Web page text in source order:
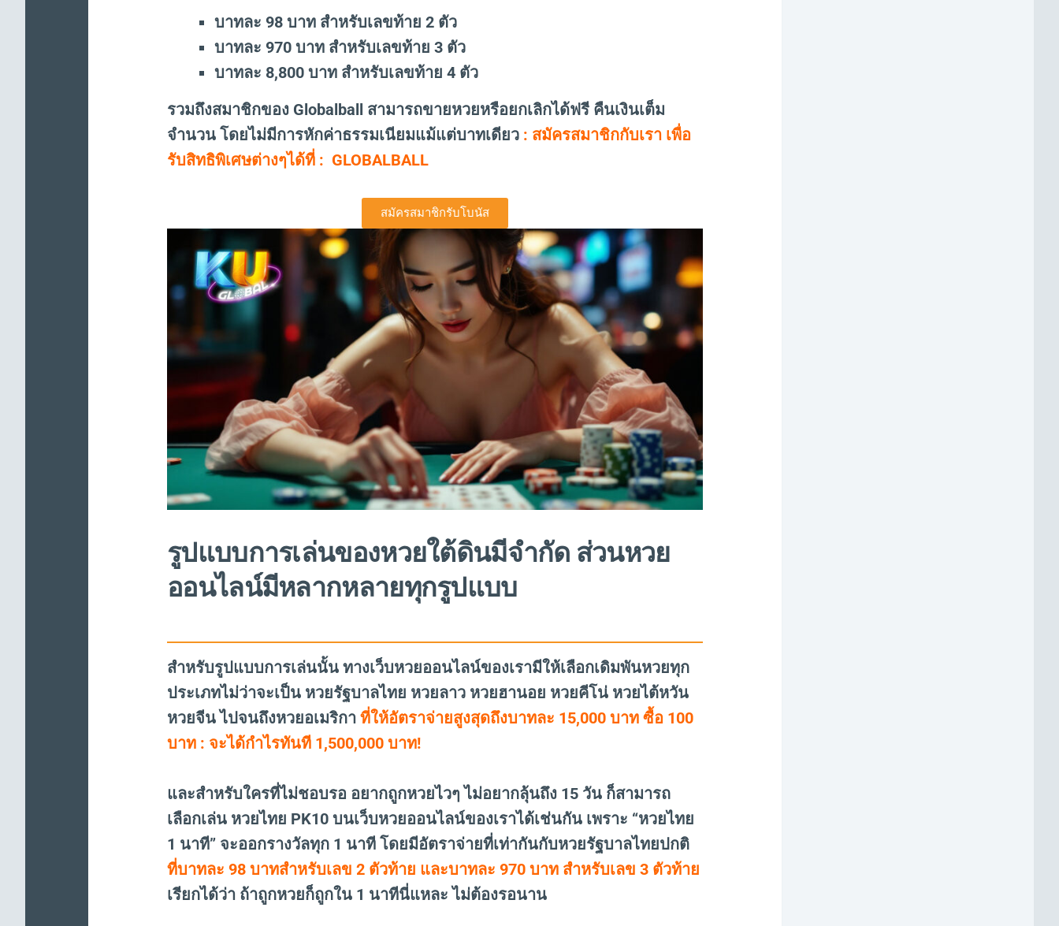
บาทละ 98 บาท สำหรับเลขท้าย 2 ตัว
บาทละ 970 บาท สำหรับเลขท้าย 3 ตัว
บาทละ 8,800 บาท สำหรับเลขท้าย 4 ตัว
รวมถึงสมาชิกของ Globalball สามารถขายหวยหรือยกเลิกได้ฟรี คืนเงินเต็ม
จำนวน โดยไม่มีการหักค่าธรรมเนียมแม้แต่บาทเดียว : สมัครสมาชิกกับเรา เพื่อ
รับสิทธิพิเศษต่างๆได้ที่ : GLOBALBALL
สมัครสมาชิกรับโบนัส
รูปแบบการเล่นของหวยใต้ดินมีจำกัด ส่วนหวย
ออนไลน์มีหลากหลายทุกรูปแบบ
สำหรับรูปแบบการเล่นนั้น ทางเว็บหวยออนไลน์ของเรามีให้เลือกเดิมพันหวยทุก
ประเภทไม่ว่าจะเป็น หวยรัฐบาลไทย หวยลาว หวยฮานอย หวยคีโน่ หวยไต้หวัน
หวยจีน ไปจนถึงหวยอเมริกา ที่ให้อัตราจ่ายสูงสุดถึงบาทละ 15,000 บาท ซื้อ 100
บาท : จะได้กำไรทันที 1,500,000 บาท!
และสำหรับใครที่ไม่ชอบรอ อยากถูกหวยไวๆ ไม่อยากลุ้นถึง 15 วัน ก็สามารถ
เลือกเล่น หวยไทย PK10 บนเว็บหวยออนไลน์ของเราได้เช่นกัน เพราะ “หวยไทย
1 นาที” จะออกรางวัลทุก 1 นาที โดยมีอัตราจ่ายที่เท่ากันกับหวยรัฐบาลไทยปกติ
ที่บาทละ 98 บาทสำหรับเลข 2 ตัวท้าย และบาทละ 970 บาท สำหรับเลข 3 ตัวท้าย
เรียกได้ว่า ถ้าถูกหวยก็ถูกใน 1 นาทีนี่แหละ ไม่ต้องรอนาน